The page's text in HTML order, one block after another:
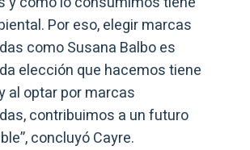
Por eso, elegir marcas
como Susana Balbo es
elección que hacemos tiene
al optar por marcas
contribuimos a un futuro
concluyó Cayre.